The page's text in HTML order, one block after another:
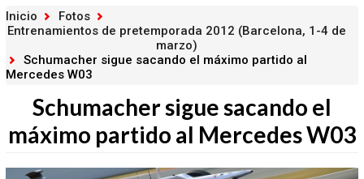
Inicio
Fotos
Entrenamientos de pretemporada 2012 (Barcelona, 1-4 de
marzo)
Schumacher sigue sacando el máximo partido al
Mercedes W03
Schumacher sigue sacando el
máximo partido al Mercedes W03